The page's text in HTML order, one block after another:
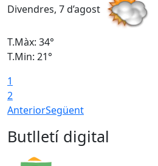
Divendres, 7 d’agost
T.Màx: 34°
T.Min: 21°
1
2
AnteriorSegüent
Butlletí digital